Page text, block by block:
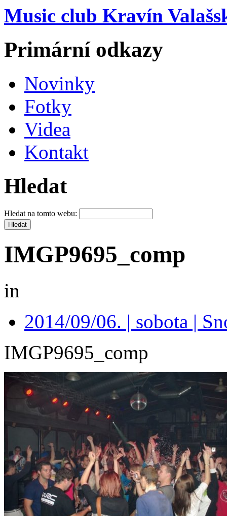
Music club Kravín
Primární odkazy
Novinky
Fotky
Videa
Kontakt
Hledat
Hledat na tomto webu:
IMGP9695_comp
in
2014/09/06. | sobota |
IMGP9695_comp